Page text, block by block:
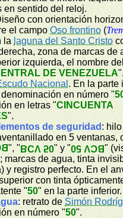
en sentido del reloj.
con orientación
el campoOso frontino (
la laguna del Santo Cristo
zona de marcas de
izquierda, el nombre
DE VENEZUELA
Nacional . En la parte
en número "
en letras "CINCUENTA
".
de seguridad :
en 5 ventanas,
", "BCV 50" y "BCV 50"
marcas de agua, tinta
y registro perfecto. En el
con tinta
"50" en la parte inferior.
: retrato de Simón
en número "50".